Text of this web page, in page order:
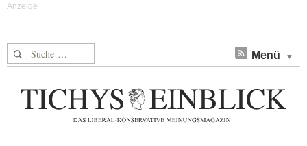
Suche nach: Menü